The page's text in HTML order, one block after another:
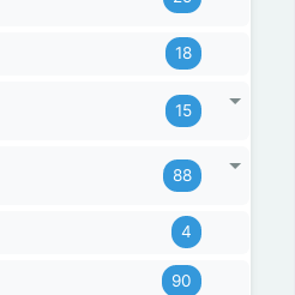
18
15
88
4
90